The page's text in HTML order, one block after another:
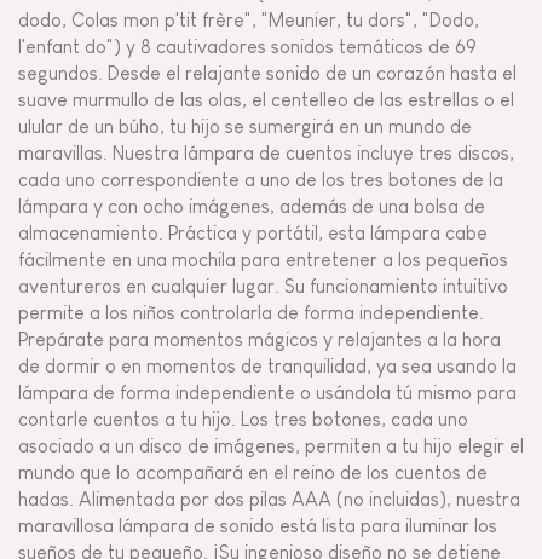
dodo, Colas mon p'tit frère", "Meunier, tu dors", "Dodo,
l'enfant do") y 8 cautivadores sonidos temáticos de 69
segundos. Desde el relajante sonido de un corazón hasta el
suave murmullo de las olas, el centelleo de las estrellas o el
ulular de un búho, tu hijo se sumergirá en un mundo de
maravillas. Nuestra lámpara de cuentos incluye tres discos,
cada uno correspondiente a uno de los tres botones de la
lámpara y con ocho imágenes, además de una bolsa de
almacenamiento. Práctica y portátil, esta lámpara cabe
fácilmente en una mochila para entretener a los pequeños
aventureros en cualquier lugar. Su funcionamiento intuitivo
permite a los niños controlarla de forma independiente.
Prepárate para momentos mágicos y relajantes a la hora
de dormir o en momentos de tranquilidad, ya sea usando la
lámpara de forma independiente o usándola tú mismo para
contarle cuentos a tu hijo. Los tres botones, cada uno
asociado a un disco de imágenes, permiten a tu hijo elegir el
mundo que lo acompañará en el reino de los cuentos de
hadas. Alimentada por dos pilas AAA (no incluidas), nuestra
maravillosa lámpara de sonido está lista para iluminar los
sueños de tu pequeño. ¡Su ingenioso diseño no se detiene